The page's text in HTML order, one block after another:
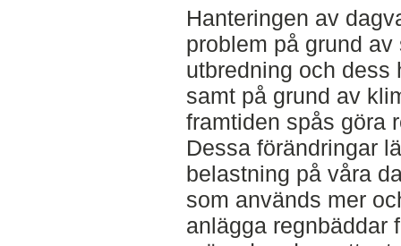
Hanteringen av
problem på grund av
utbredning och dess
samt på grund av
framtiden spås göra
Dessa förändringar
belastning på våra
som används mer
anlägga regnbäddar